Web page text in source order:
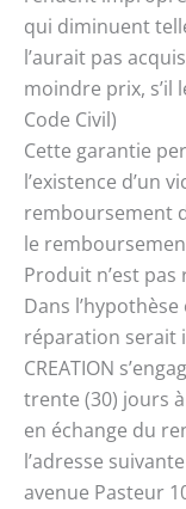
qui diminuent
l’aurait pas
moindre prix, s’il
Code Civil)
Cette garantie
l’existence d’un
remboursement
le
Produit n’est
Dans
réparation serait
CREATION
trente (30) jours
en échange du
l’adresse suivante
avenue Pasteur